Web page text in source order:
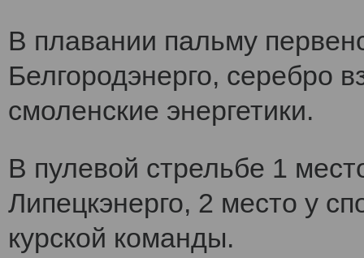
В плавании пальму
Белгородэнерго, серебро
смоленские энергетики.
В пулевой стрельбе 1
Липецкэнерго, 2 место у
курской команды.